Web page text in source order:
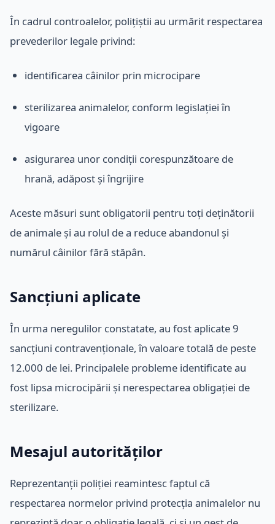
În cadrul controalelor, polițiștii au urmărit respectarea
prevederilor legale privind:
identificarea câinilor prin microcipare
sterilizarea animalelor, conform legislației în
vigoare
asigurarea unor condiții corespunzătoare de
hrană, adăpost și îngrijire
Aceste măsuri sunt obligatorii pentru toți deținătorii
de animale și au rolul de a reduce abandonul și
numărul câinilor fără stăpân.
Sancțiuni aplicate
În urma neregulilor constatate, au fost aplicate 9
sancțiuni contravenționale, în valoare totală de peste
12.000 de lei. Principalele probleme identificate au
fost lipsa microcipării și nerespectarea obligației de
sterilizare.
Mesajul autorităților
Reprezentanții poliției reamintesc faptul că
respectarea normelor privind protecția animalelor nu